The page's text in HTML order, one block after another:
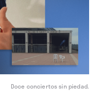
Doce conciertos sin piedad.